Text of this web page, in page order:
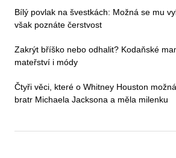
Bílý povlak na švestkách: Možná se mu
však poznáte čerstvost
Zakrýt bříško nebo odhalit? Kodaňské
mateřství i módy
Čtyři věci, které o Whitney Houston
bratr Michaela Jacksona a měla milenku